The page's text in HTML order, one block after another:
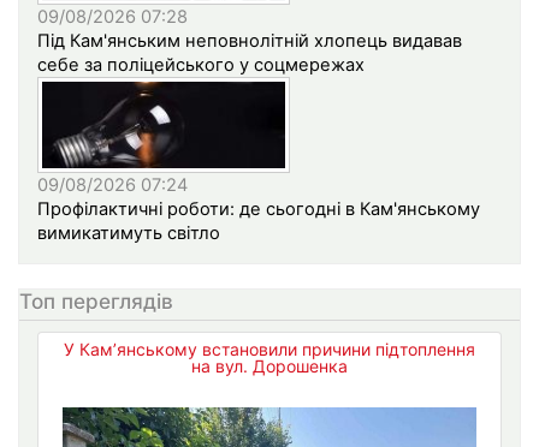
09/08/2026 07:28
Під Кам'янським неповнолітній хлопець видавав
себе за поліцейського у соцмережах
09/08/2026 07:24
Профілактичні роботи: де сьогодні в Кам'янському
вимикатимуть світло
Топ переглядів
У Кам’янському встановили причини підтоплення
на вул. Дорошенка